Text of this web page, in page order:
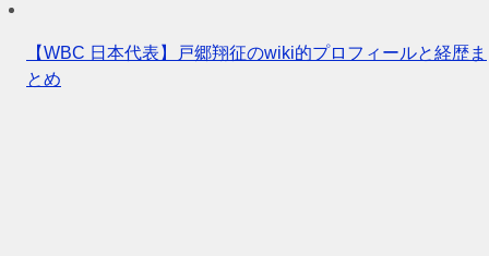
【WBC 日本代表】戸郷翔征のwiki的プロフィールと経歴ま
とめ